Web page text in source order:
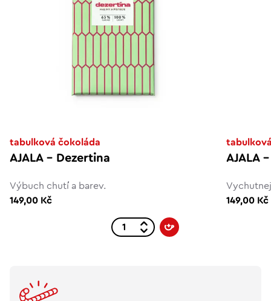
tabulková čokoláda
AJALA - Dezertina
Výbuch chutí a barev.
149,00 Kč
AJALA
149,00 Kč